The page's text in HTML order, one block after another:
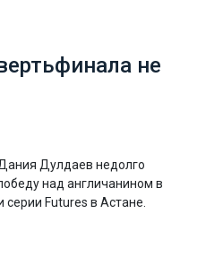
не
Дулдаев недолго
над англичанином в
серии Futures в Астане.